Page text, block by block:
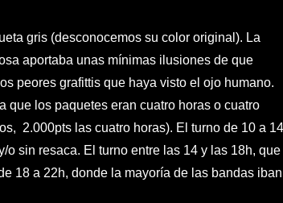
gris (desconocemos su color original). La
aportaba unas mínimas ilusiones de que
peores grafittis que haya visto el ojo humano.
que los paquetes eran cuatro horas o cuatro
2.000pts las cuatro horas). El turno de 10 a
sin resaca. El turno entre las 14 y las 18h, que
18 a 22h, donde la mayoría de las bandas iban